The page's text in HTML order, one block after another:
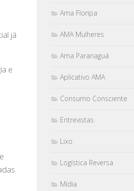
já
e
Ama Floripa
AMA Mulheres
Ama Paranaguá
Aplicativo AMA
Consumo Consciente
Entrevistas
Lixo
Logística Reversa
Mídia